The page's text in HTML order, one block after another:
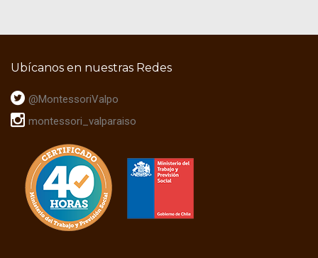
Ubícanos en nuestras Redes
@MontessoriValpo
montessori_valparaiso